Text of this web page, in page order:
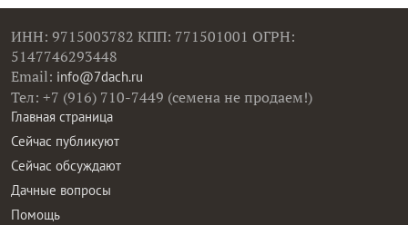
ИНН: 9715003782 КПП: 771501001 ОГРН:
5147746293448
Email: info@7dach.ru
Тел: +7 (916) 710-7449 (семена не продаем!)
Главная страница
Сейчас публикуют
Сейчас обсуждают
Дачные вопросы
Помощь